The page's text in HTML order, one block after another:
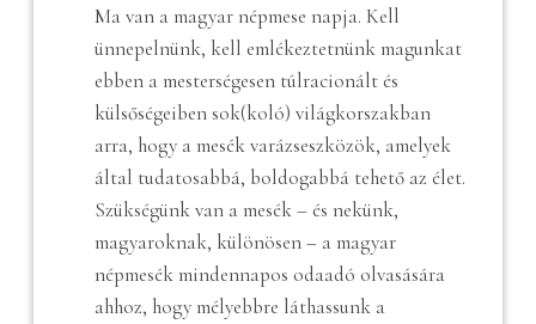
Ma van a magyar népmese napja. Kell
ünnepelnünk, kell emlékeztetnünk magunkat
ebben a mesterségesen túlracionált és
külsőségeiben sok(koló) világkorszakban
arra, hogy a mesék varázseszközök, amelyek
által tudatosabbá, boldogabbá tehető az élet.
Szükségünk van a mesék – és nekünk,
magyaroknak, különösen – a magyar
népmesék mindennapos odaadó olvasására
ahhoz, hogy mélyebbre láthassunk a